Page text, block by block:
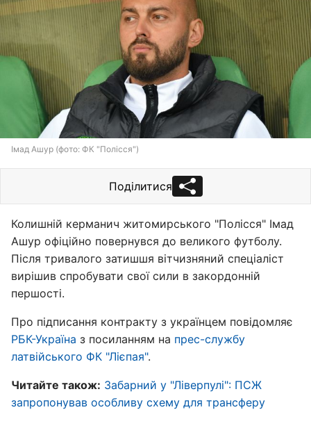
Імад Ашур (фото: ФК "Полісся")
Поділитися
Колишній керманич житомирського "Полісся" Імад
Ашур офіційно повернувся до великого футболу.
Після тривалого затишшя вітчизняний спеціаліст
вирішив спробувати свої сили в закордонній
першості.
Про підписання контракту з українцем повідомляє
РБК-Україна з посиланням на прес-службу
латвійського ФК "Лієпая".
Читайте також: Забарний у "Ліверпулі": ПСЖ
запропонував особливу схему для трансферу